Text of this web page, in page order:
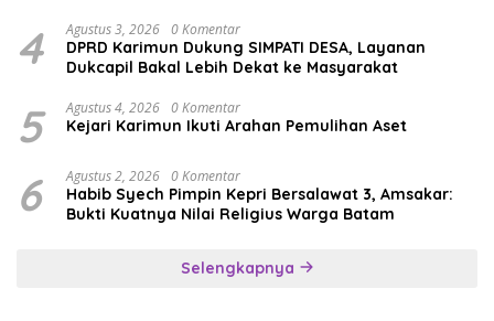
4 Agustus 3, 2026 0 Komentar
DPRD Karimun Dukung SIMPATI DESA, Layanan
Dukcapil Bakal Lebih Dekat ke Masyarakat
5 Agustus 4, 2026 0 Komentar
Kejari Karimun Ikuti Arahan Pemulihan Aset
6 Agustus 2, 2026 0 Komentar
Habib Syech Pimpin Kepri Bersalawat 3, Amsakar:
Bukti Kuatnya Nilai Religius Warga Batam
Selengkapnya